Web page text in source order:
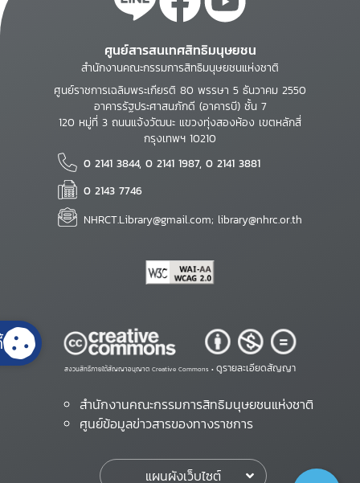
ศูนย์สารสนเทศสิทธิมนุษยชน
สำนักงานคณะกรรมการสิทธิมนุษยชนแห่งชาติ
ศูนย์ราชการเฉลิมพระเกียรติ 80 พรรษา 5 ธันวาคม 2550
อาคารรัฐประศาสนภักดี (อาคารบี) ชั้น 7
120 หมู่ที่ 3 ถนนแจ้งวัฒนะ แขวงทุ่งสองห้อง เขตหลักสี่
กรุงเทพฯ 10210
0 2141 3844, 0 2141 1987, 0 2141 3881
0 2143 7746
NHRCT.Library@gmail.com; library@nhrc.or.th
สงวนสิทธิ์ภายใต้สัญญาอนุญาต Creative Commons • ดูรายละเอียดสัญญา
สำนักงานคณะกรรมการสิทธิมนุษยชนแห่งชาติ
ศูนย์ข้อมูลข่าวสารของทางราชการ
แผนผังเว็บไซต์